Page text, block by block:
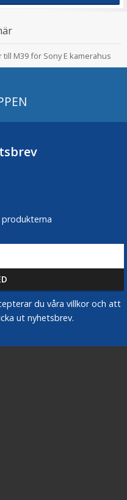
M39 för Sony E kamerahus
du våra villkor och att
ut nyhetsbrev.